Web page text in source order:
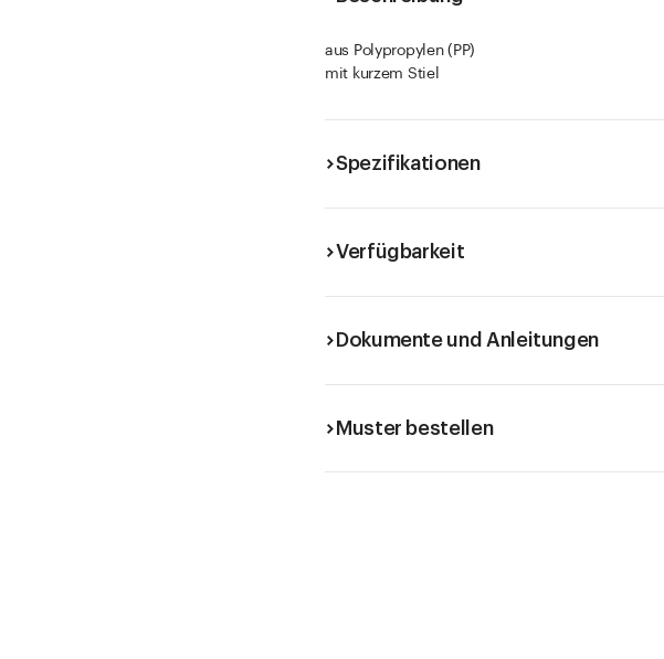
aus Polypropylen (PP)
mit kurzem Stiel
Spezifikationen
Verfügbarkeit
Dokumente und Anleitungen
Muster bestellen